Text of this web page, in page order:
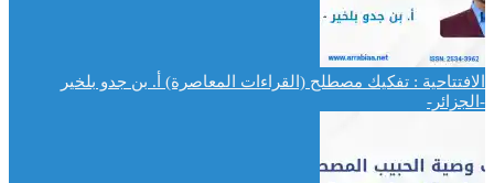
الافتتاحية : تفكيك مصطلح (القراءات المعاصرة) أ. بن جدو بلخير
-الجزائر-